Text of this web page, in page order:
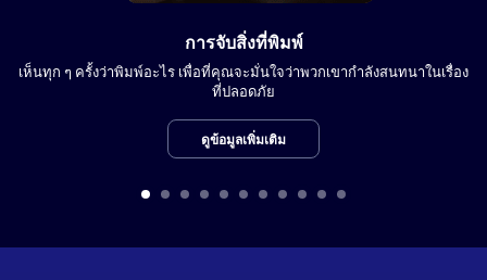
การจับสิ่งที่พิมพ์
เห็นทุก ๆ ครั้งว่าพิมพ์อะไร เพื่อที่คุณจะมั่นใจว่าพวกเขากำลังสนทนาในเรื่อง
ที่ปลอดภัย
ดูข้อมูลเพิ่มเติม